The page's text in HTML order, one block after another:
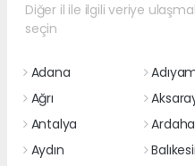
Diğer il ile ilgili veriye
seçin
Adana
Ağrı
Antalya
Aydın